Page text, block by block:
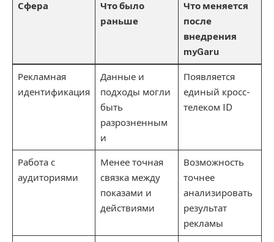
Сфера
Что было
раньше
Что меняется
после
внедрения
myGaru
Рекламная
идентификация
Данные и
подходы могли
быть
разрозненным
и
Появляется
единый кросс-
телеком ID
Работа с
аудиториями
Менее точная
связка между
показами и
действиями
Возможность
точнее
анализировать
результат
рекламы